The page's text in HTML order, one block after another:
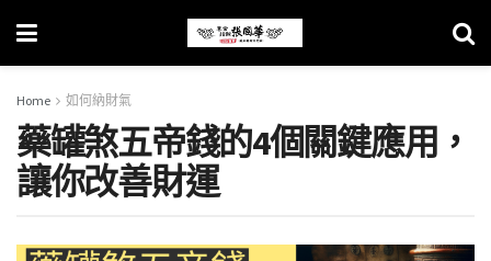
Home 如何納財氣
藥罐煞五帝錢的4個關鍵應用，
讓你改善財運